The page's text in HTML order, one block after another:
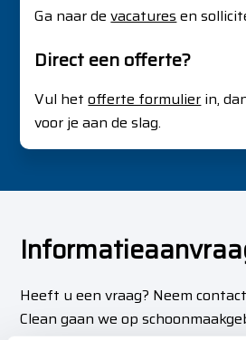
Ga naar devacaturesen
Direct een offerte?
Vul hetofferte formulierin,
voor je aan de slag.
Heeft u een vraag? Neem
Clean gaan we op